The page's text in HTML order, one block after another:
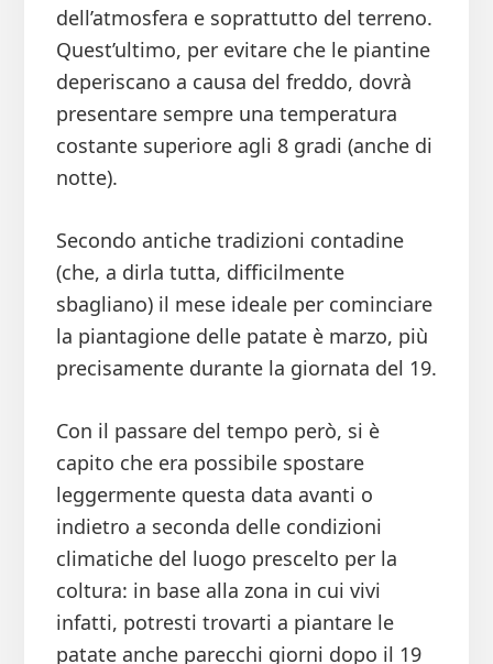
dell’atmosfera e soprattutto del terreno.
Quest’ultimo, per evitare che le piantine
deperiscano a causa del freddo, dovrà
presentare sempre una temperatura
costante superiore agli 8 gradi (anche di
notte).
Secondo antiche tradizioni contadine
(che, a dirla tutta, difficilmente
sbagliano) il mese ideale per cominciare
la piantagione delle patate è marzo, più
precisamente durante la giornata del 19.
Con il passare del tempo però, si è
capito che era possibile spostare
leggermente questa data avanti o
indietro a seconda delle condizioni
climatiche del luogo prescelto per la
coltura: in base alla zona in cui vivi
infatti, potresti trovarti a piantare le
patate anche parecchi giorni dopo il 19